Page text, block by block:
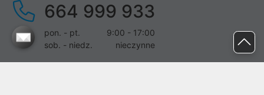
664 999 933
pon. - pt.
9:00 - 17:00
sob. - niedz.
nieczynne